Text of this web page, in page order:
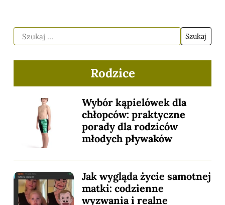
Rodzice
Wybór kąpielówek dla
chłopców: praktyczne
porady dla rodziców
młodych pływaków
Jak wygląda życie samotnej
matki: codzienne
wyzwania i realne